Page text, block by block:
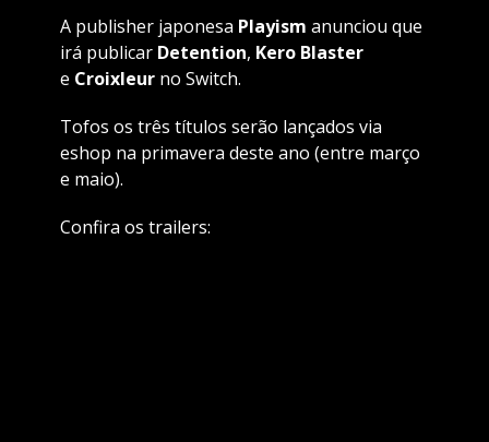
A publisher japonesa Playism anunciou que
irá publicar Detention, Kero Blaster
e Croixleurno Switch.
Tofos os três títulos serão lançados via
eshop na primavera deste ano (entre março
e maio).
Confira os trailers: